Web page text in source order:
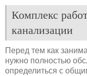
Комплекс
канализации
Перед тем как
нужно полностью
определиться с